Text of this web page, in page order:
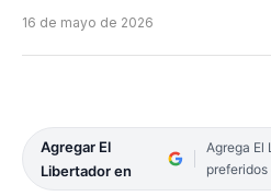
16 de mayo de 2026
Agregar El
Libertador en
Agrega El
preferidos